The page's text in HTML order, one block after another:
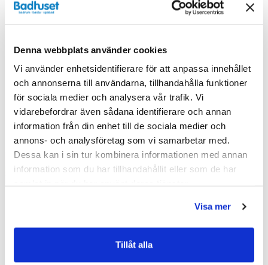
Denna webbplats använder cookies
Vi använder enhetsidentifierare för att anpassa innehållet
och annonserna till användarna, tillhandahålla funktioner
för sociala medier och analysera vår trafik. Vi
vidarebefordrar även sådana identifierare och annan
information från din enhet till de sociala medier och
annons- och analysföretag som vi samarbetar med.
Dessa kan i sin tur kombinera informationen med annan
information som du har tillhandahållit eller som de har
Visa mer
Tillåt alla
Liknande produkter
Kampanj Kampanj